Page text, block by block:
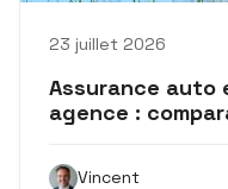
23 juillet 2026
Assurance auto
agence :
Vincent